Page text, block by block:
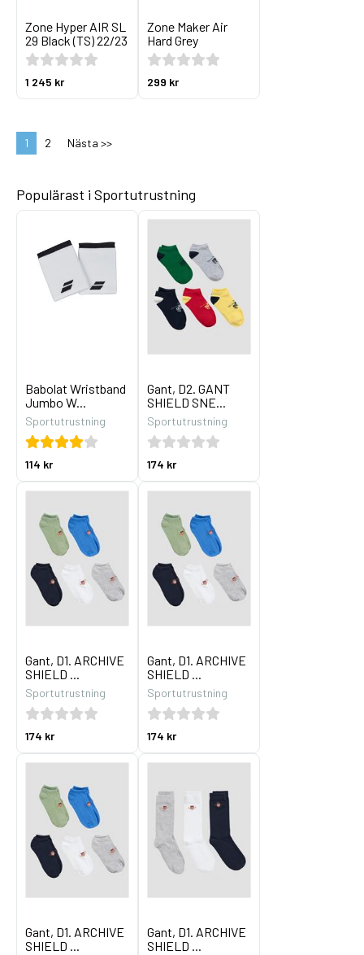
Zone Hyper AIR SL
29 Black (TS) 22/23
1 245 kr
Zone Maker Air
Hard Grey
299 kr
1 2 Nästa >>
Populärast i Sportutrustning
Babolat Wristband
Jumbo W...
Sportutrustning
114 kr
Gant, D2. GANT
SHIELD SNE...
Sportutrustning
174 kr
Gant, D1. ARCHIVE
SHIELD ...
Sportutrustning
174 kr
Gant, D1. ARCHIVE
SHIELD ...
Sportutrustning
174 kr
Gant, D1. ARCHIVE
SHIELD ...
Gant, D1. ARCHIVE
SHIELD ...